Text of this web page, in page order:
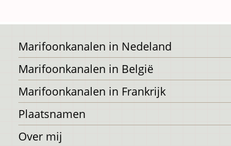
Voet
Marifoonkanalen in Nedeland
Marifoonkanalen in België
Marifoonkanalen in Frankrijk
Plaatsnamen
Over mij